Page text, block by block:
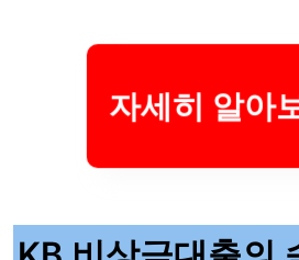
자세히 알아